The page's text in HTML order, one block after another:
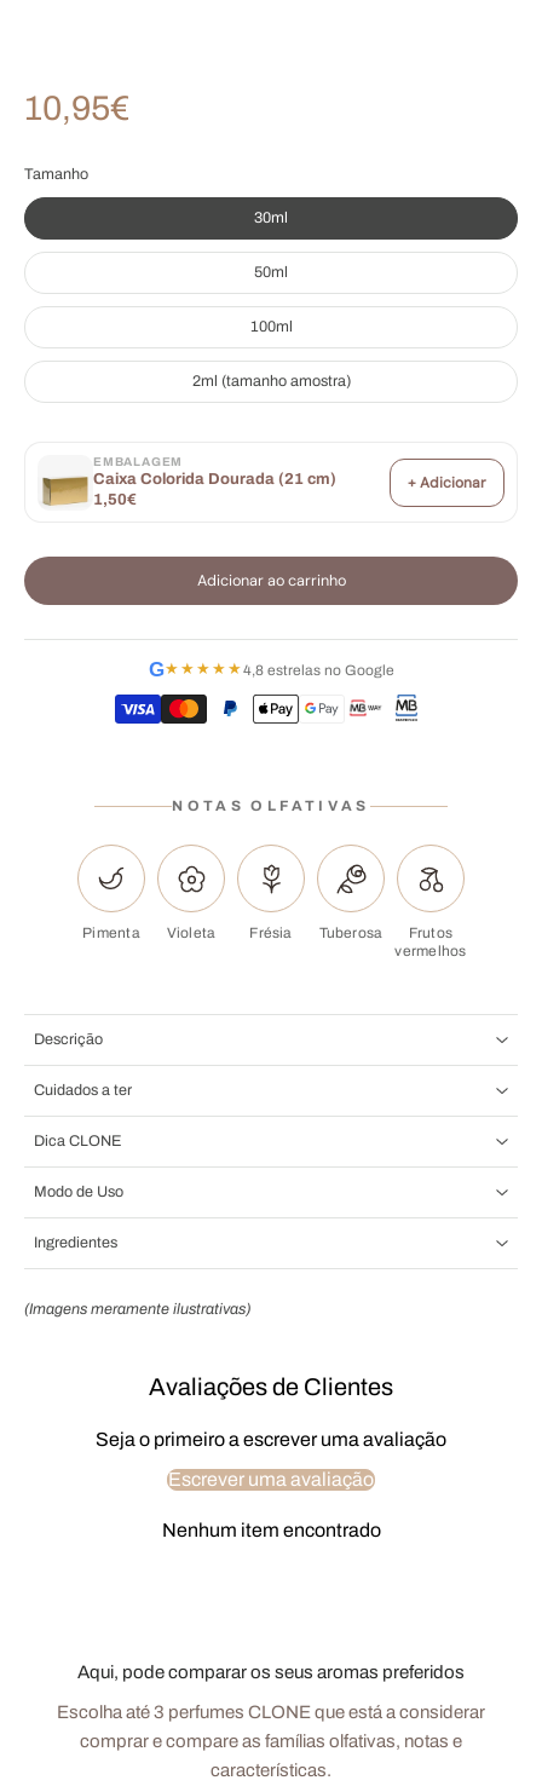
10,95€
Tamanho
30ml
50ml
100ml
2ml (tamanho amostra)
EMBALAGEM
Caixa Colorida Dourada (21 cm)
1,50€
+ Adicionar
Adicionar ao carrinho
G★★★★★4,8 estrelas no Google
NOTAS OLFATIVAS
Pimenta Violeta Frésia Tuberosa
Frutos
vermelhos
Descrição
Cuidados a ter
Dica CLONE
Modo de Uso
Ingredientes
(Imagens meramente ilustrativas)
Avaliações de Clientes
Seja o primeiro a escrever uma avaliação
Escrever uma avaliação
Nenhum item encontrado
Aqui, pode comparar os seus aromas preferidos
Escolha até 3 perfumes CLONE que está a considerar
comprar e compare as famílias olfativas, notas e
características.